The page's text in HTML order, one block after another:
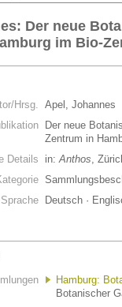
Der neue
im Bio-
Hrsg. Apel, Johannes
Der neue
Zentrum in
Details
in:Anthos,
Sprache
Deutsch ·
Hamburg:
Botanischer